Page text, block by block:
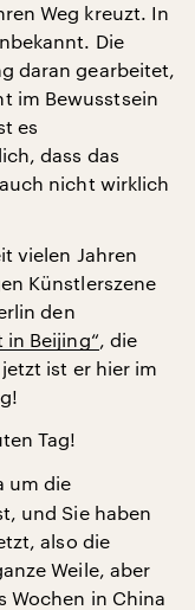
Weg kreuzt. In
Die
daran gearbeitet,
im Bewusstsein
es
dass das
nicht wirklich
vielen Jahren
Künstlerszene
den
in Beijing“, die
ist er hier im
Tag!
um die
und Sie haben
also die
Weile, aber
Wochen in China